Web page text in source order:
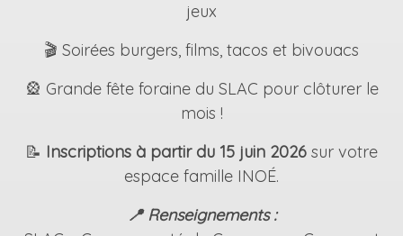
jeux
🎬 Soirées burgers, films, tacos et bivouacs
🎡 Grande fête foraine du SLAC pour clôturer le
mois !
📝 Inscriptions à partir du 15 juin 2026 sur votre
espace famille INOÉ.
📍 Renseignements :